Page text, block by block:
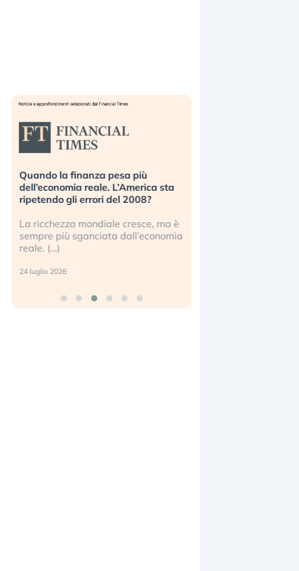
Quando la finanza pesa più
dell’economia reale. L’America sta
ripetendo gli errori del 2008?
La ricchezza mondiale cresce, ma è
sempre più sganciata dall’economia
reale. (…)
24 luglio 2026